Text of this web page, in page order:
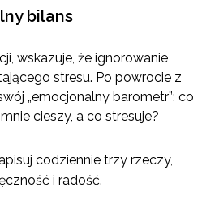
bilans
wskazuje, że ignorowanie
stresu. Po powrocie z
„emocjonalny barometr”: co
cieszy, a co stresuje?
codziennie trzy rzeczy,
i radość.